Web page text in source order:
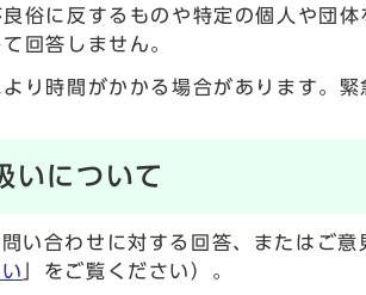
俗に反するものや特定の個人や団
回答しません。
り時間がかかる場合があります。
いについて
い合わせに対する回答、またはご
」をご覧ください）。